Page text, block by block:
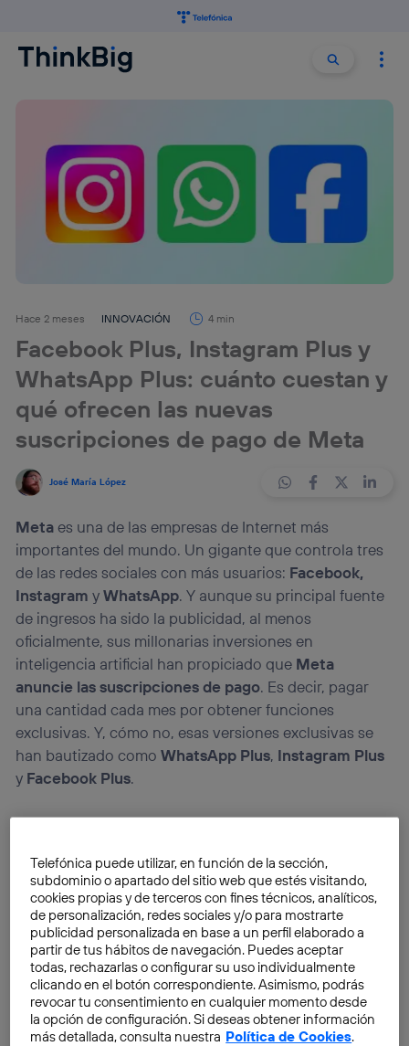
Buscar
Hace 2 meses INNOVACIÓN 4 min
Facebook Plus, Instagram Plus y
WhatsApp Plus: cuánto cuestan y
qué ofrecen las nuevas
suscripciones de pago de Meta
José María López
Metaes una de las empresas de Internet más
importantes del mundo. Un gigante que controla tres
de las redes sociales con más usuarios: Facebook,
Instagram yWhatsApp. Y aunque su principal fuente
de ingresos ha sido la publicidad, al menos
oficialmente, sus millonarias inversiones en
inteligencia artificial han propiciado que Meta
anuncie las suscripciones de pago. Es decir, pagar
una cantidad cada mes por obtener funciones
exclusivas. Y, cómo no, esas versiones exclusivas se
han bautizado comoWhatsApp Plus, Instagram Plus
y Facebook Plus.
Instagram Plus, WhatsApp Plus y Facebook Plus. “¿Y
si las suscripciones pudieran darte más de tus
aplicaciones?», preguntaba en su publicación de
Instagram. La respuesta,un plan de suscripciones de
pagopara los millones de usuarios de estas tres
plataformas sociales. Una suscripción por cada red
social para que los usuarios o creadores más activos
puedan dar rienda suelta a sus perfiles con
Telefónica puede utilizar, en función de la sección,
subdominio o apartado del sitio web que estés visitando,
cookies propias y de terceros con fines técnicos, analíticos,
de personalización, redes sociales y/o para mostrarte
publicidad personalizada en base a un perfil elaborado a
partir de tus hábitos de navegación. Puedes aceptar
todas, rechazarlas o configurar su uso individualmente
clicando en el botón correspondiente. Asimismo, podrás
revocar tu consentimiento en cualquier momento desde
la opción de configuración. Si deseas obtener información
más detallada, consulta nuestra Política de Cookies.